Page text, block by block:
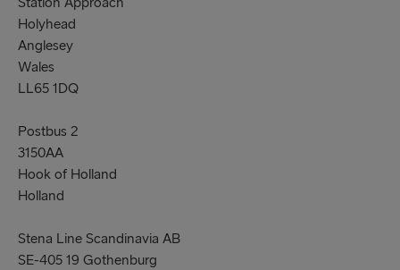
Holyhead
Anglesey
Wales
LL65 1DQ
Postbus 2
3150AA
Hook of Holland
Holland
Stena Line Scandinavia AB
SE-405 19 Gothenburg